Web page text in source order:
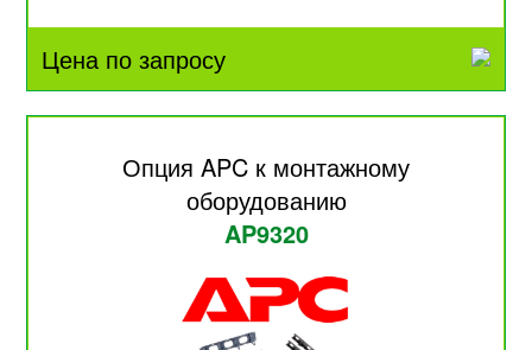
Цена по запросу
Опция APC к монтажному
оборудованию
AP9320